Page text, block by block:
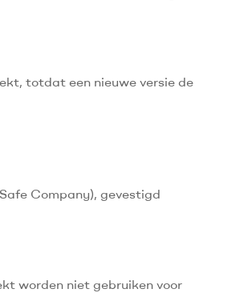
totdat een nieuwe versie de
Company), gevestigd
worden niet gebruiken voor